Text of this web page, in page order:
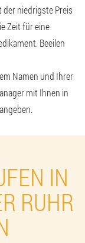
niedrigste Preis
Zeit für eine
Beeilen
Namen und Ihrer
mit Ihnen in
IN
RUHR